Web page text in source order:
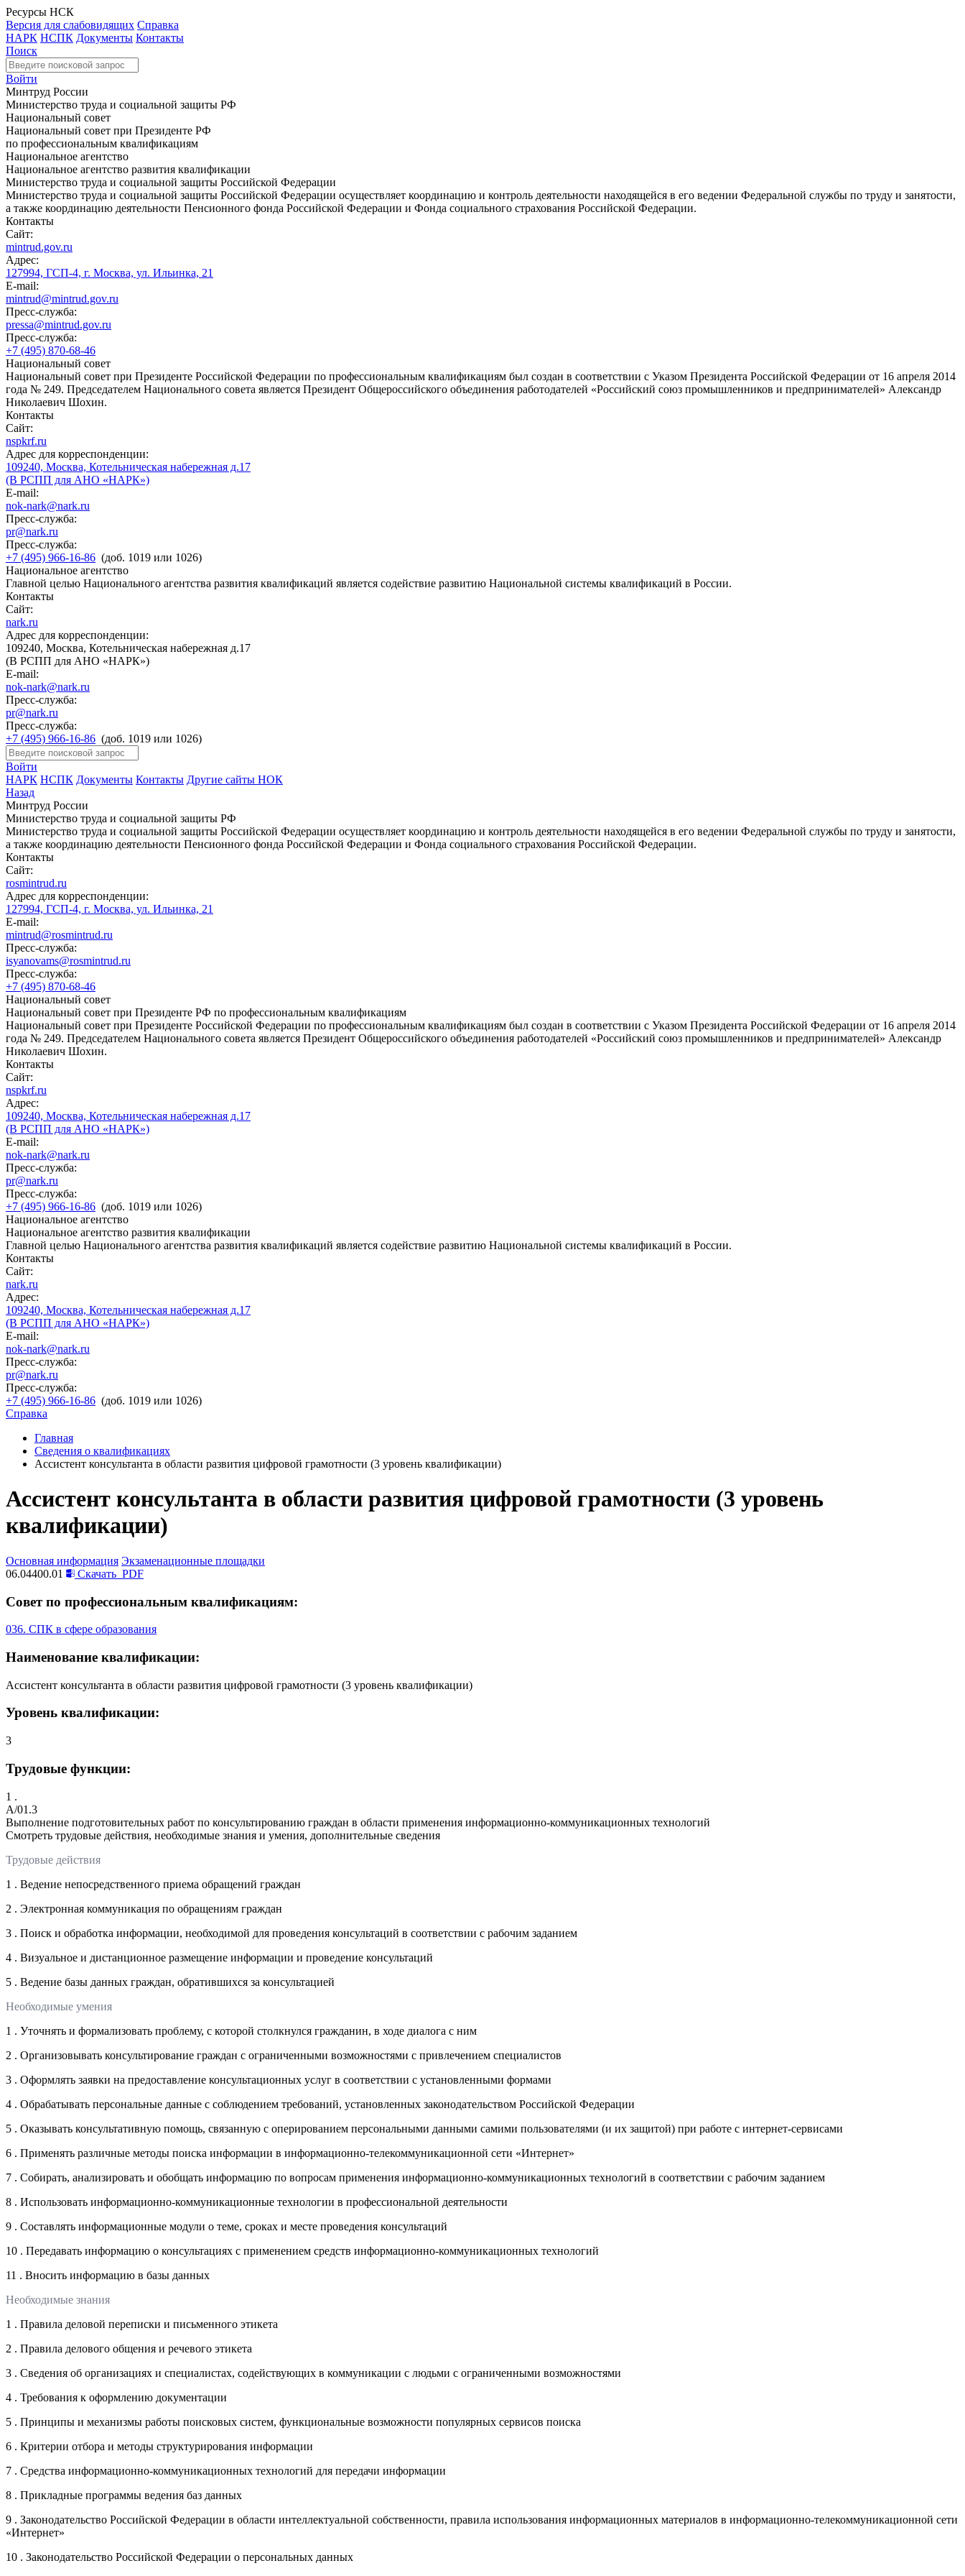
Ресурсы НСК
Версия для слабовидящих Справка
НАРК НСПК Документы Контакты
Поиск
Войти
Минтруд России
Министерство труда и социальной защиты РФ
Национальный совет
Национальный совет при Президенте РФ
по профессиональным квалификациям
Национальное агентство
Национальное агентство развития квалификации
Министерство труда и социальной защиты Российской Федерации
Министерство труда и социальной защиты Российской Федерации осуществляет координацию и контроль деятельности находящейся в его ведении Федеральной службы по труду и занятости,
а также координацию деятельности Пенсионного фонда Российской Федерации и Фонда социального страхования Российской Федерации.
Контакты
Сайт:
mintrud.gov.ru
Адрес:
127994, ГСП-4, г. Москва, ул. Ильинка, 21
E-mail:
mintrud@mintrud.gov.ru
Пресс-служба:
pressa@mintrud.gov.ru
Пресс-служба:
+7 (495) 870-68-46
Национальный совет
Национальный совет при Президенте Российской Федерации по профессиональным квалификациям был создан в соответствии с Указом Президента Российской Федерации от 16 апреля 2014
года № 249. Председателем Национального совета является Президент Общероссийского объединения работодателей «Российский союз промышленников и предпринимателей» Александр
Николаевич Шохин.
Контакты
Сайт:
nspkrf.ru
Адрес для корреспонденции:
109240, Москва, Котельническая набережная д.17
(В РСПП для АНО «НАРК»)
E-mail:
nok-nark@nark.ru
Пресс-служба:
pr@nark.ru
Пресс-служба:
+7 (495) 966-16-86 (доб. 1019 или 1026)
Национальное агентство
Главной целью Национального агентства развития квалификаций является содействие развитию Национальной системы квалификаций в России.
Контакты
Сайт:
nark.ru
Адрес для корреспонденции:
109240, Москва, Котельническая набережная д.17
(В РСПП для АНО «НАРК»)
E-mail:
nok-nark@nark.ru
Пресс-служба:
pr@nark.ru
Пресс-служба:
+7 (495) 966-16-86 (доб. 1019 или 1026)
Войти
НАРК НСПК Документы Контакты Другие сайты НОК
Назад
Минтруд России
Министерство труда и социальной защиты РФ
Министерство труда и социальной защиты Российской Федерации осуществляет координацию и контроль деятельности находящейся в его ведении Федеральной службы по труду и занятости,
а также координацию деятельности Пенсионного фонда Российской Федерации и Фонда социального страхования Российской Федерации.
Контакты
Сайт:
rosmintrud.ru
Адрес для корреспонденции:
127994, ГСП-4, г. Москва, ул. Ильинка, 21
E-mail:
mintrud@rosmintrud.ru
Пресс-служба:
isyanovams@rosmintrud.ru
Пресс-служба:
+7 (495) 870-68-46
Национальный совет
Национальный совет при Президенте РФ по профессиональным квалификациям
Национальный совет при Президенте Российской Федерации по профессиональным квалификациям был создан в соответствии с Указом Президента Российской Федерации от 16 апреля 2014
года № 249. Председателем Национального совета является Президент Общероссийского объединения работодателей «Российский союз промышленников и предпринимателей» Александр
Николаевич Шохин.
Контакты
Сайт:
nspkrf.ru
Адрес:
109240, Москва, Котельническая набережная д.17
(В РСПП для АНО «НАРК»)
E-mail:
nok-nark@nark.ru
Пресс-служба:
pr@nark.ru
Пресс-служба:
+7 (495) 966-16-86 (доб. 1019 или 1026)
Национальное агентство
Национальное агентство развития квалификации
Главной целью Национального агентства развития квалификаций является содействие развитию Национальной системы квалификаций в России.
Контакты
Сайт:
nark.ru
Адрес:
109240, Москва, Котельническая набережная д.17
(В РСПП для АНО «НАРК»)
E-mail:
nok-nark@nark.ru
Пресс-служба:
pr@nark.ru
Пресс-служба:
+7 (495) 966-16-86 (доб. 1019 или 1026)
Справка
Главная
Сведения о квалификациях
Ассистент консультанта в области развития цифровой грамотности (3 уровень квалификации)
Ассистент консультанта в области развития цифровой грамотности (3 уровень
квалификации)
Основная информация Экзаменационные площадки
06.04400.01
Скачать PDF
Совет по профессиональным квалификациям:
036. СПК в сфере образования
Наименование квалификации:
Ассистент консультанта в области развития цифровой грамотности (3 уровень квалификации)
Уровень квалификации:
3
Трудовые функции:
1 .
A/01.3
Выполнение подготовительных работ по консультированию граждан в области применения информационно-коммуникационных технологий
Смотреть трудовые действия, необходимые знания и умения, дополнительные сведения
Трудовые действия
1 . Ведение непосредственного приема обращений граждан
2 . Электронная коммуникация по обращениям граждан
3 . Поиск и обработка информации, необходимой для проведения консультаций в соответствии с рабочим заданием
4 . Визуальное и дистанционное размещение информации и проведение консультаций
5 . Ведение базы данных граждан, обратившихся за консультацией
Необходимые умения
1 . Уточнять и формализовать проблему, с которой столкнулся гражданин, в ходе диалога с ним
2 . Организовывать консультирование граждан с ограниченными возможностями с привлечением специалистов
3 . Оформлять заявки на предоставление консультационных услуг в соответствии с установленными формами
4 . Обрабатывать персональные данные с соблюдением требований, установленных законодательством Российской Федерации
5 . Оказывать консультативную помощь, связанную с оперированием персональными данными самими пользователями (и их защитой) при работе с интернет-сервисами
6 . Применять различные методы поиска информации в информационно-телекоммуникационной сети «Интернет»
7 . Собирать, анализировать и обобщать информацию по вопросам применения информационно-коммуникационных технологий в соответствии с рабочим заданием
8 . Использовать информационно-коммуникационные технологии в профессиональной деятельности
9 . Составлять информационные модули о теме, сроках и месте проведения консультаций
10 . Передавать информацию о консультациях с применением средств информационно-коммуникационных технологий
11 . Вносить информацию в базы данных
Необходимые знания
1 . Правила деловой переписки и письменного этикета
2 . Правила делового общения и речевого этикета
3 . Сведения об организациях и специалистах, содействующих в коммуникации с людьми с ограниченными возможностями
4 . Требования к оформлению документации
5 . Принципы и механизмы работы поисковых систем, функциональные возможности популярных сервисов поиска
6 . Критерии отбора и методы структурирования информации
7 . Средства информационно-коммуникационных технологий для передачи информации
8 . Прикладные программы ведения баз данных
9 . Законодательство Российской Федерации в области интеллектуальной собственности, правила использования информационных материалов в информационно-телекоммуникационной сети
«Интернет»
10 . Законодательство Российской Федерации о персональных данных